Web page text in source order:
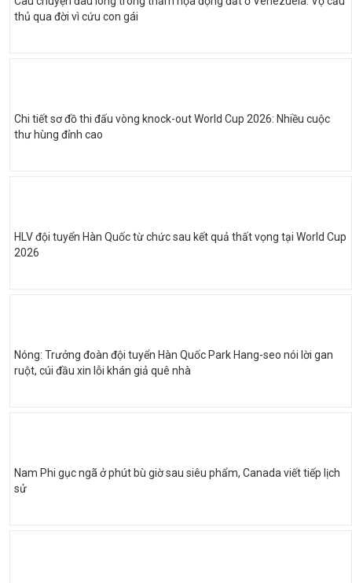
thủ qua đời vì cứu con gái
Chi tiết sơ đồ thi đấu vòng knock-out World Cup 2026: Nhiều cuộc
thư hùng đỉnh cao
HLV đội tuyển Hàn Quốc từ chức sau kết quả thất vọng tại World Cup
2026
Nóng: Trưởng đoàn đội tuyển Hàn Quốc Park Hang-seo nói lời gan
ruột, cúi đầu xin lỗi khán giả quê nhà
Nam Phi gục ngã ở phút bù giờ sau siêu phẩm, Canada viết tiếp lịch
sử